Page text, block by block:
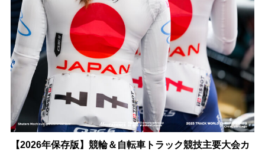
【2026年保存版】競輪＆自転車トラック競技主要大会カ